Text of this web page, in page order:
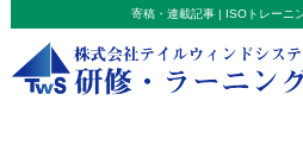
寄稿・連載記事 | ISOトレーニ